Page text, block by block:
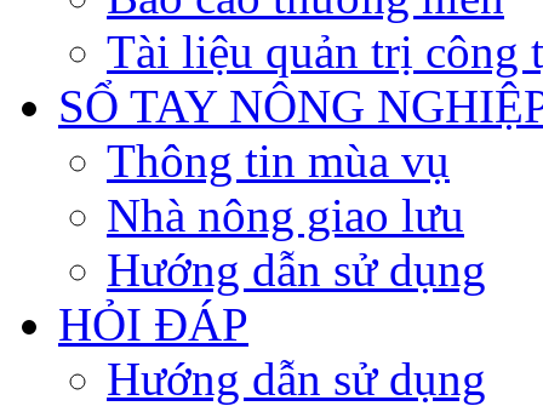
Tài liệu quản trị công
SỔ TAY NÔNG
Thông tin mùa vụ
Nhà nông giao lưu
Hướng dẫn sử dụng
HỎI ĐÁP
Hướng dẫn sử dụng